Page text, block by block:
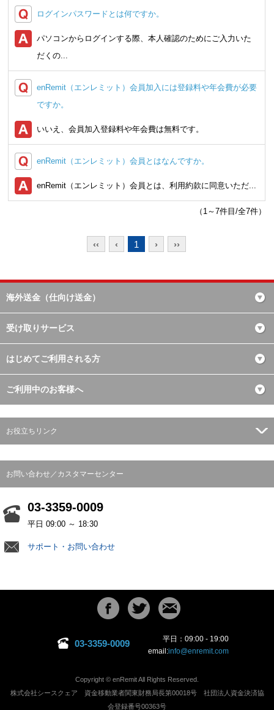
ログインパスワードとは何ですか。
パソコンからログインする際、本人確認のためにご入力いた
だくの...
enRemit（エンレミット）会員加入には登録料や年会費が必要
ですか。
いいえ、会員加入登録料や年会費は無料です。
enRemit（エンレミット）会員とはなんですか。
enRemit（エンレミット）会員とは、利用約款に同意いただ...
（1～7件目/全7件）
‹‹ ‹ 1 › ››
海外送金（仕向け送金）
受け取りサービス
はじめてご利用される方
ご利用中のお客様へ
お役立ちリンク
お問い合わせ／カスタマーセンター
03-3359-0009
平日 09:00 ～ 18:30
サポート・お問い合わせ
03-3359-0009
平日：09:00 - 19:00
email:info@enremit.com
Copyright © enRemit All Rights Reserved.
株式会社シースクェア 資金移動業者関東財務局長第00018号 社団法人資金決済協
会登録番号00363号